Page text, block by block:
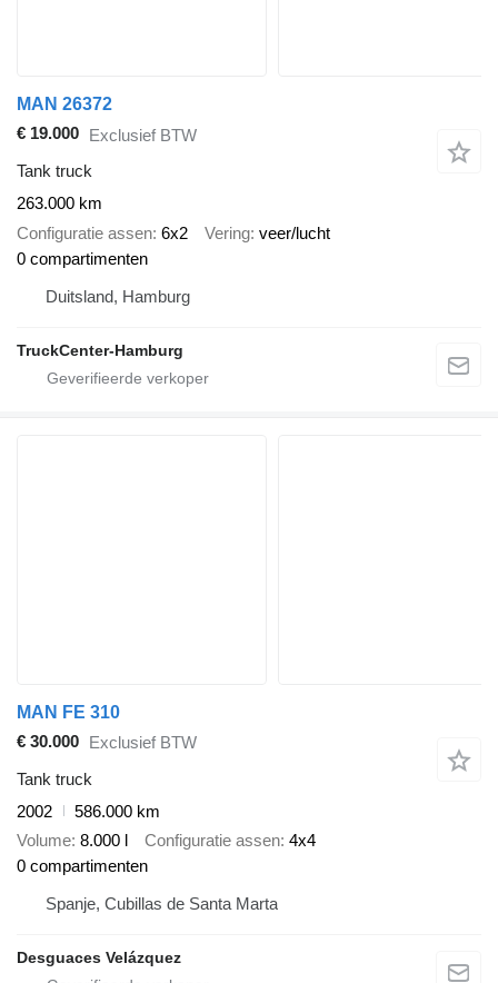
MAN 26372
€ 19.000 Exclusief BTW
Tank truck
263.000 km
Configuratie assen 6x2 Vering veer/lucht
0 compartimenten
Duitsland, Hamburg
TruckCenter-Hamburg
MAN FE 310
€ 30.000 Exclusief BTW
Tank truck
2002
586.000 km
Volume 8.000 l Configuratie assen 4x4
0 compartimenten
Spanje, Cubillas de Santa Marta
Desguaces Velázquez